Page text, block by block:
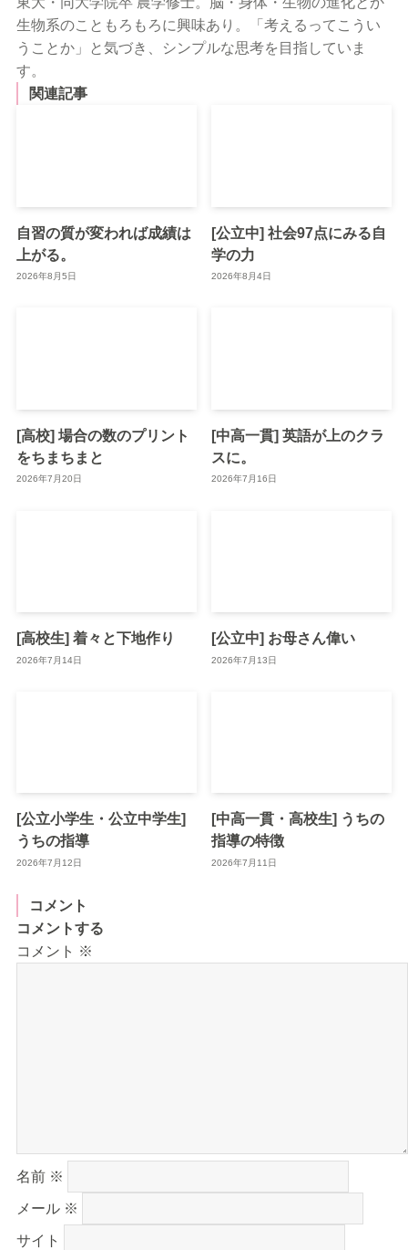
生物系のこともろもろに興味あり。「考えるってこうい
うことか」と気づき、シンプルな思考を目指していま
す。
関連記事
自習の質が変われば成績は
上がる。
2026年8月5日
[公立中] 社会97点にみる自
学の力
2026年8月4日
[高校] 場合の数のプリント
をちまちまと
2026年7月20日
[中高一貫] 英語が上のクラ
スに。
2026年7月16日
[高校生] 着々と下地作り
2026年7月14日
[公立中] お母さん偉い
2026年7月13日
[公立小学生・公立中学生]
うちの指導
2026年7月12日
[中高一貫・高校生] うちの
指導の特徴
2026年7月11日
コメント
コメントする
コメント ※
名前 ※
メール ※
サイト